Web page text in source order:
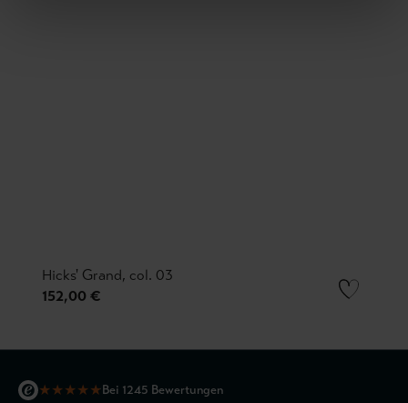
Hicks' Grand, col. 03
152,00 €
★★★★★Bei 1245 Bewertungen